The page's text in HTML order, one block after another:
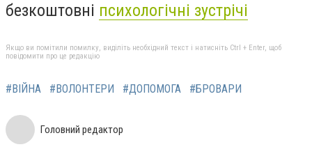
безкоштовні психологічні зустрічі
Якщо ви помітили помилку, виділіть необхідний текст і натисніть Ctrl + Enter, щоб
повідомити про це редакцію
#ВІЙНА #ВОЛОНТЕРИ #ДОПОМОГА #БРОВАРИ
Головний редактор